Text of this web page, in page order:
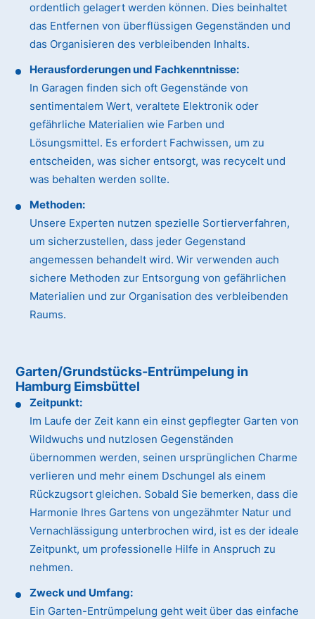
ordentlich gelagert werden können. Dies beinhaltet
das Entfernen von überflüssigen Gegenständen und
das Organisieren des verbleibenden Inhalts.
Herausforderungen und Fachkenntnisse:
In Garagen finden sich oft Gegenstände von
sentimentalem Wert, veraltete Elektronik oder
gefährliche Materialien wie Farben und
Lösungsmittel. Es erfordert Fachwissen, um zu
entscheiden, was sicher entsorgt, was recycelt und
was behalten werden sollte.
Methoden:
Unsere Experten nutzen spezielle Sortierverfahren,
um sicherzustellen, dass jeder Gegenstand
angemessen behandelt wird. Wir verwenden auch
sichere Methoden zur Entsorgung von gefährlichen
Materialien und zur Organisation des verbleibenden
Raums.
Garten/Grundstücks-Entrümpelung in
Hamburg Eimsbüttel
Zeitpunkt:
Im Laufe der Zeit kann ein einst gepflegter Garten von
Wildwuchs und nutzlosen Gegenständen
übernommen werden, seinen ursprünglichen Charme
verlieren und mehr einem Dschungel als einem
Rückzugsort gleichen. Sobald Sie bemerken, dass die
Harmonie Ihres Gartens von ungezähmter Natur und
Vernachlässigung unterbrochen wird, ist es der ideale
Zeitpunkt, um professionelle Hilfe in Anspruch zu
nehmen.
Zweck und Umfang:
Ein Garten-Entrümpelung geht weit über das einfache